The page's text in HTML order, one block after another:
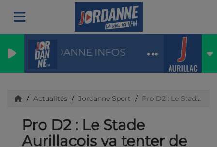
JORDANNE INFOS
Actualités Jordanne Sport Pro D2 : Le Stade Aurillacois va tenter de poursuivre sa série d'invincibilité à Montauban
Pro D2 : Le Stade
Aurillacois va tenter de